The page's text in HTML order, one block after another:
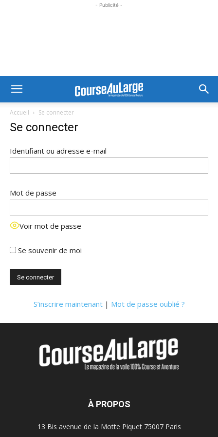
- Publicité -
Accueil Se connecter
Se connecter
Identifiant ou adresse e-mail
Mot de passe
Voir mot de passe
Se souvenir de moi
S’inscrire maintenant| Mot de passe oublié ?
À PROPOS
13 Bis avenue de la Motte Piquet 75007 Paris